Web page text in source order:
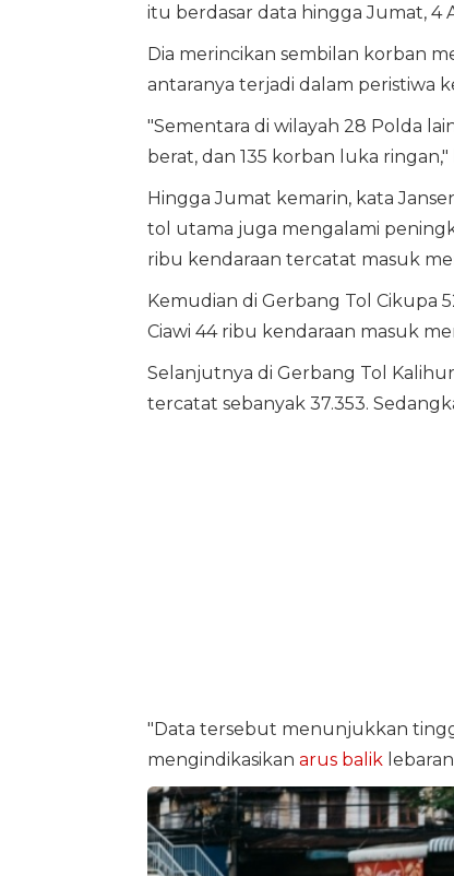
itu berdasar data hingga Jumat, 4
Dia merincikan sembilan korban
antaranya terjadi dalam peristiwa
"Sementara di wilayah 28 Polda
berat, dan 135 korban luka
Hingga Jumat kemarin, kata
tol utama juga mengalami
ribu kendaraan tercatat masuk
Kemudian di Gerbang Tol Cikupa
Ciawi 44 ribu kendaraan masuk
Selanjutnya di Gerbang Tol
tercatat sebanyak 37.353.
"Data tersebut menunjukkan
mengindikasikan arus balik